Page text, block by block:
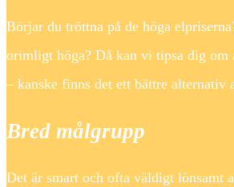
Börjar du tröttna på de höga
orimligt höga? Då kan vi tipsa dig om
– kanske finns det ett bättre alternativ
Bred målgrupp
Det är smart och ofta väldigt lönsamt